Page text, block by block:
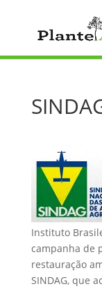
Instituto
campanha de
restauração
SINDAG, que